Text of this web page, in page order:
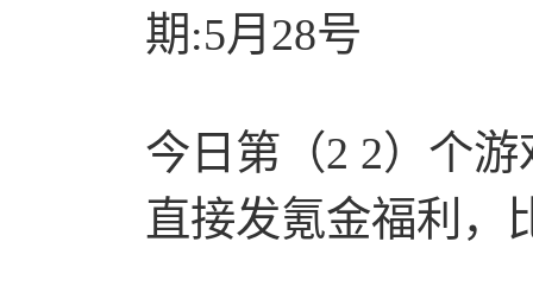
期:5月28号
今日第（2 2）个
直接发氪金福利，